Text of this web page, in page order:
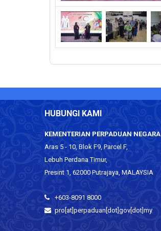
HUBUNGI KAMI
KEMENTERIAN PERPADUAN NEGARA
Aras 5 - 10, Blok F9, Parcel F,
Lebuh Perdana Timur,
Presint 1, 62000 Putrajaya, MALAYSIA
+603-8091 8000
pro[at]perpaduan[dot]gov[dot]my